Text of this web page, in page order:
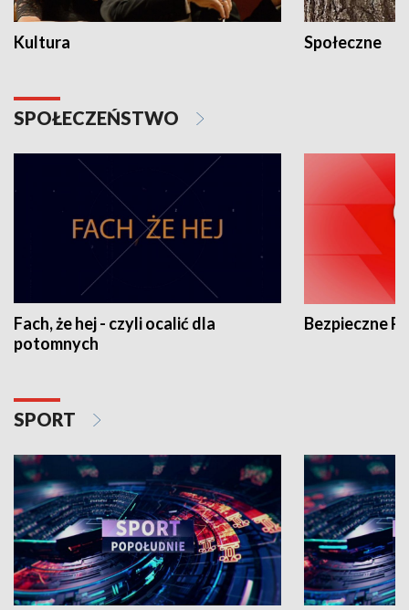
Kultura Społeczne
SPOŁECZEŃSTWO
Fach, że hej - czyli ocalić dla
potomnych
Bezpieczne
SPORT